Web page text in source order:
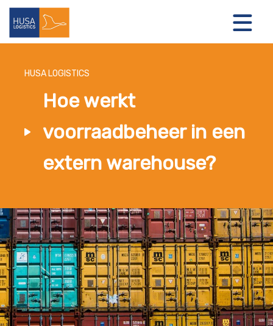
LOGISTIEKE OPLOSSINGEN
CONTACT
HUSA LOGISTICS
Hoe werkt
voorraadbeheer in een
extern warehouse?